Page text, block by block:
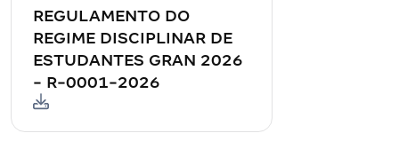
REGULAMENTO DO
REGIME DISCIPLINAR DE
ESTUDANTES GRAN 2026
- R-0001-2026